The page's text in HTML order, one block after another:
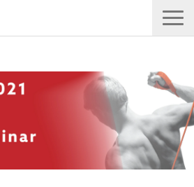
セミナー情報